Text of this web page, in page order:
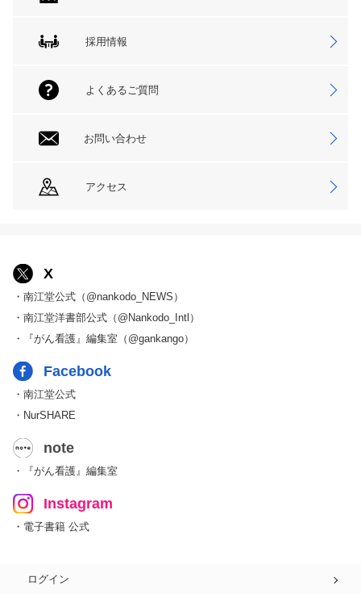
採用情報
よくあるご質問
お問い合わせ
アクセス
X
・南江堂公式（@nankodo_NEWS）
・南江堂洋書部公式（@Nankodo_Intl）
・『がん看護』編集室（@gankango）
Facebook
・南江堂公式
・NurSHARE
note
・『がん看護』編集室
Instagram
・電子書籍 公式
ログイン